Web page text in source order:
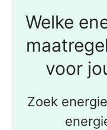
Welke
voor
Zoek